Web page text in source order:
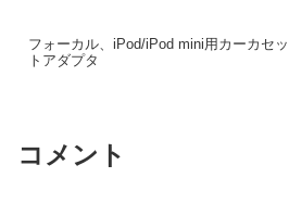
フォーカル、iPod/iPod mini用カーカセッ
トアダプタ
コメント